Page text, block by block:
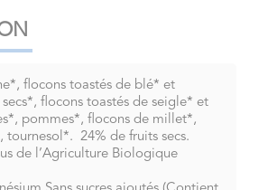
flocons toastés de blé* et
flocons toastés de seigle* et
pommes*, flocons de millet*,
tournesol*. 24% de fruits secs.
de l’Agriculture Biologique